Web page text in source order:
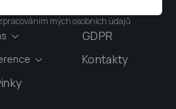
mých osobních údajů
GDPR
Kontakty